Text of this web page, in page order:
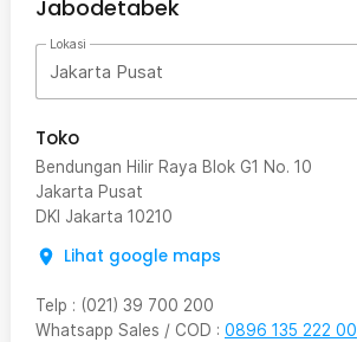
Jabodetabek
Lokasi
Jakarta Pusat
Toko
Bendungan Hilir Raya Blok G1 No. 10
Jakarta Pusat
DKI Jakarta 10210
Lihat google maps
Telp : (021) 39 700 200
Whatsapp Sales / COD : 0896 135 222 00